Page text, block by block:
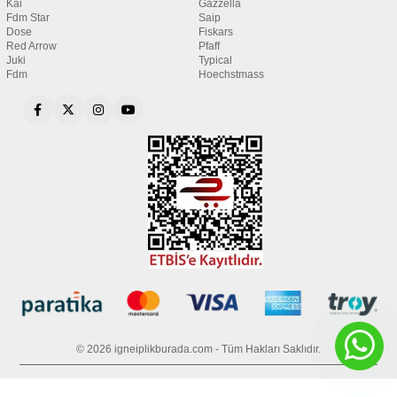
Kai
Fdm Star
Dose
Red Arrow
Juki
Fdm
Gazzella
Saip
Fiskars
Pfaff
Typical
Hoechstmass
© 2026 igneiplikburada.com - Tüm Hakları Saklıdır.